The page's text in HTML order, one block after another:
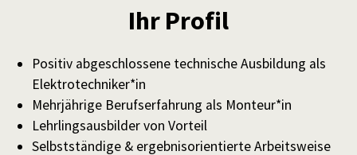
Ihr Profil
Positiv abgeschlossene technische Ausbildung als
Elektrotechniker*in
Mehrjährige Berufserfahrung als Monteur*in
Lehrlingsausbilder von Vorteil
Selbstständige & ergebnisorientierte Arbeitsweise